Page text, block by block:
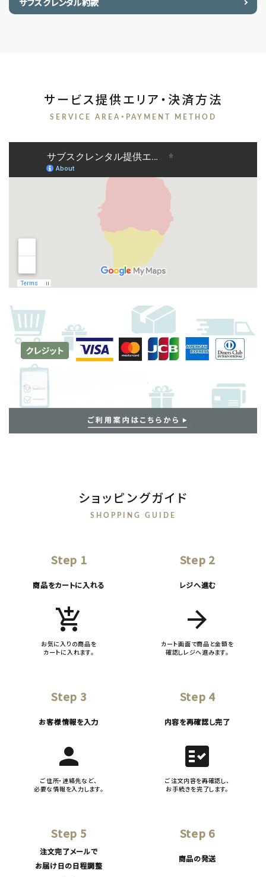
サブスクレンタル約款
サービス提供エリア・決済方法
SERVICE AREA・PAYMENT METHOD
ショッピングガイド
SHOPPING GUIDE
Step 1
商品をカートに入れる
add_shopping_cart
お気に入りの商品を
カートに入れます。
Step 2
レジへ進む
arrow_forward
カート画面で商品と金額を
確認しレジへ進みます。
Step 3
お客様情報を入力
person
ご住所・連絡先など、
必要な情報を入力します。
Step 4
内容を再確認し完了
fact_check
ご注文内容を再確認し、
お手続きを完了します。
Step 5
注文完了メールで
お届け日の日程調整
Step 6
商品の発送